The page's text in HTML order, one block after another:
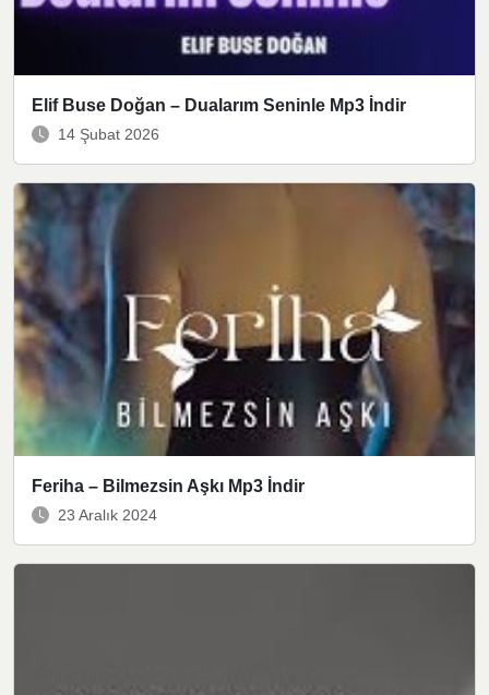
Elif Buse Doğan – Dualarım Seninle Mp3 İndir
14 Şubat 2026
Feriha – Bilmezsin Aşkı Mp3 İndir
23 Aralık 2024